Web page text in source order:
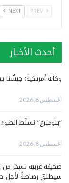
NEXT
أحدث الأخبار
وكالة أمريكية: جيشُنا
أغسطس 8, 2026
“بلومبرغ” تسلّط
أغسطس 8, 2026
صحيفة عربية تسخرُ من
سيطلق رصاصةً لأجل